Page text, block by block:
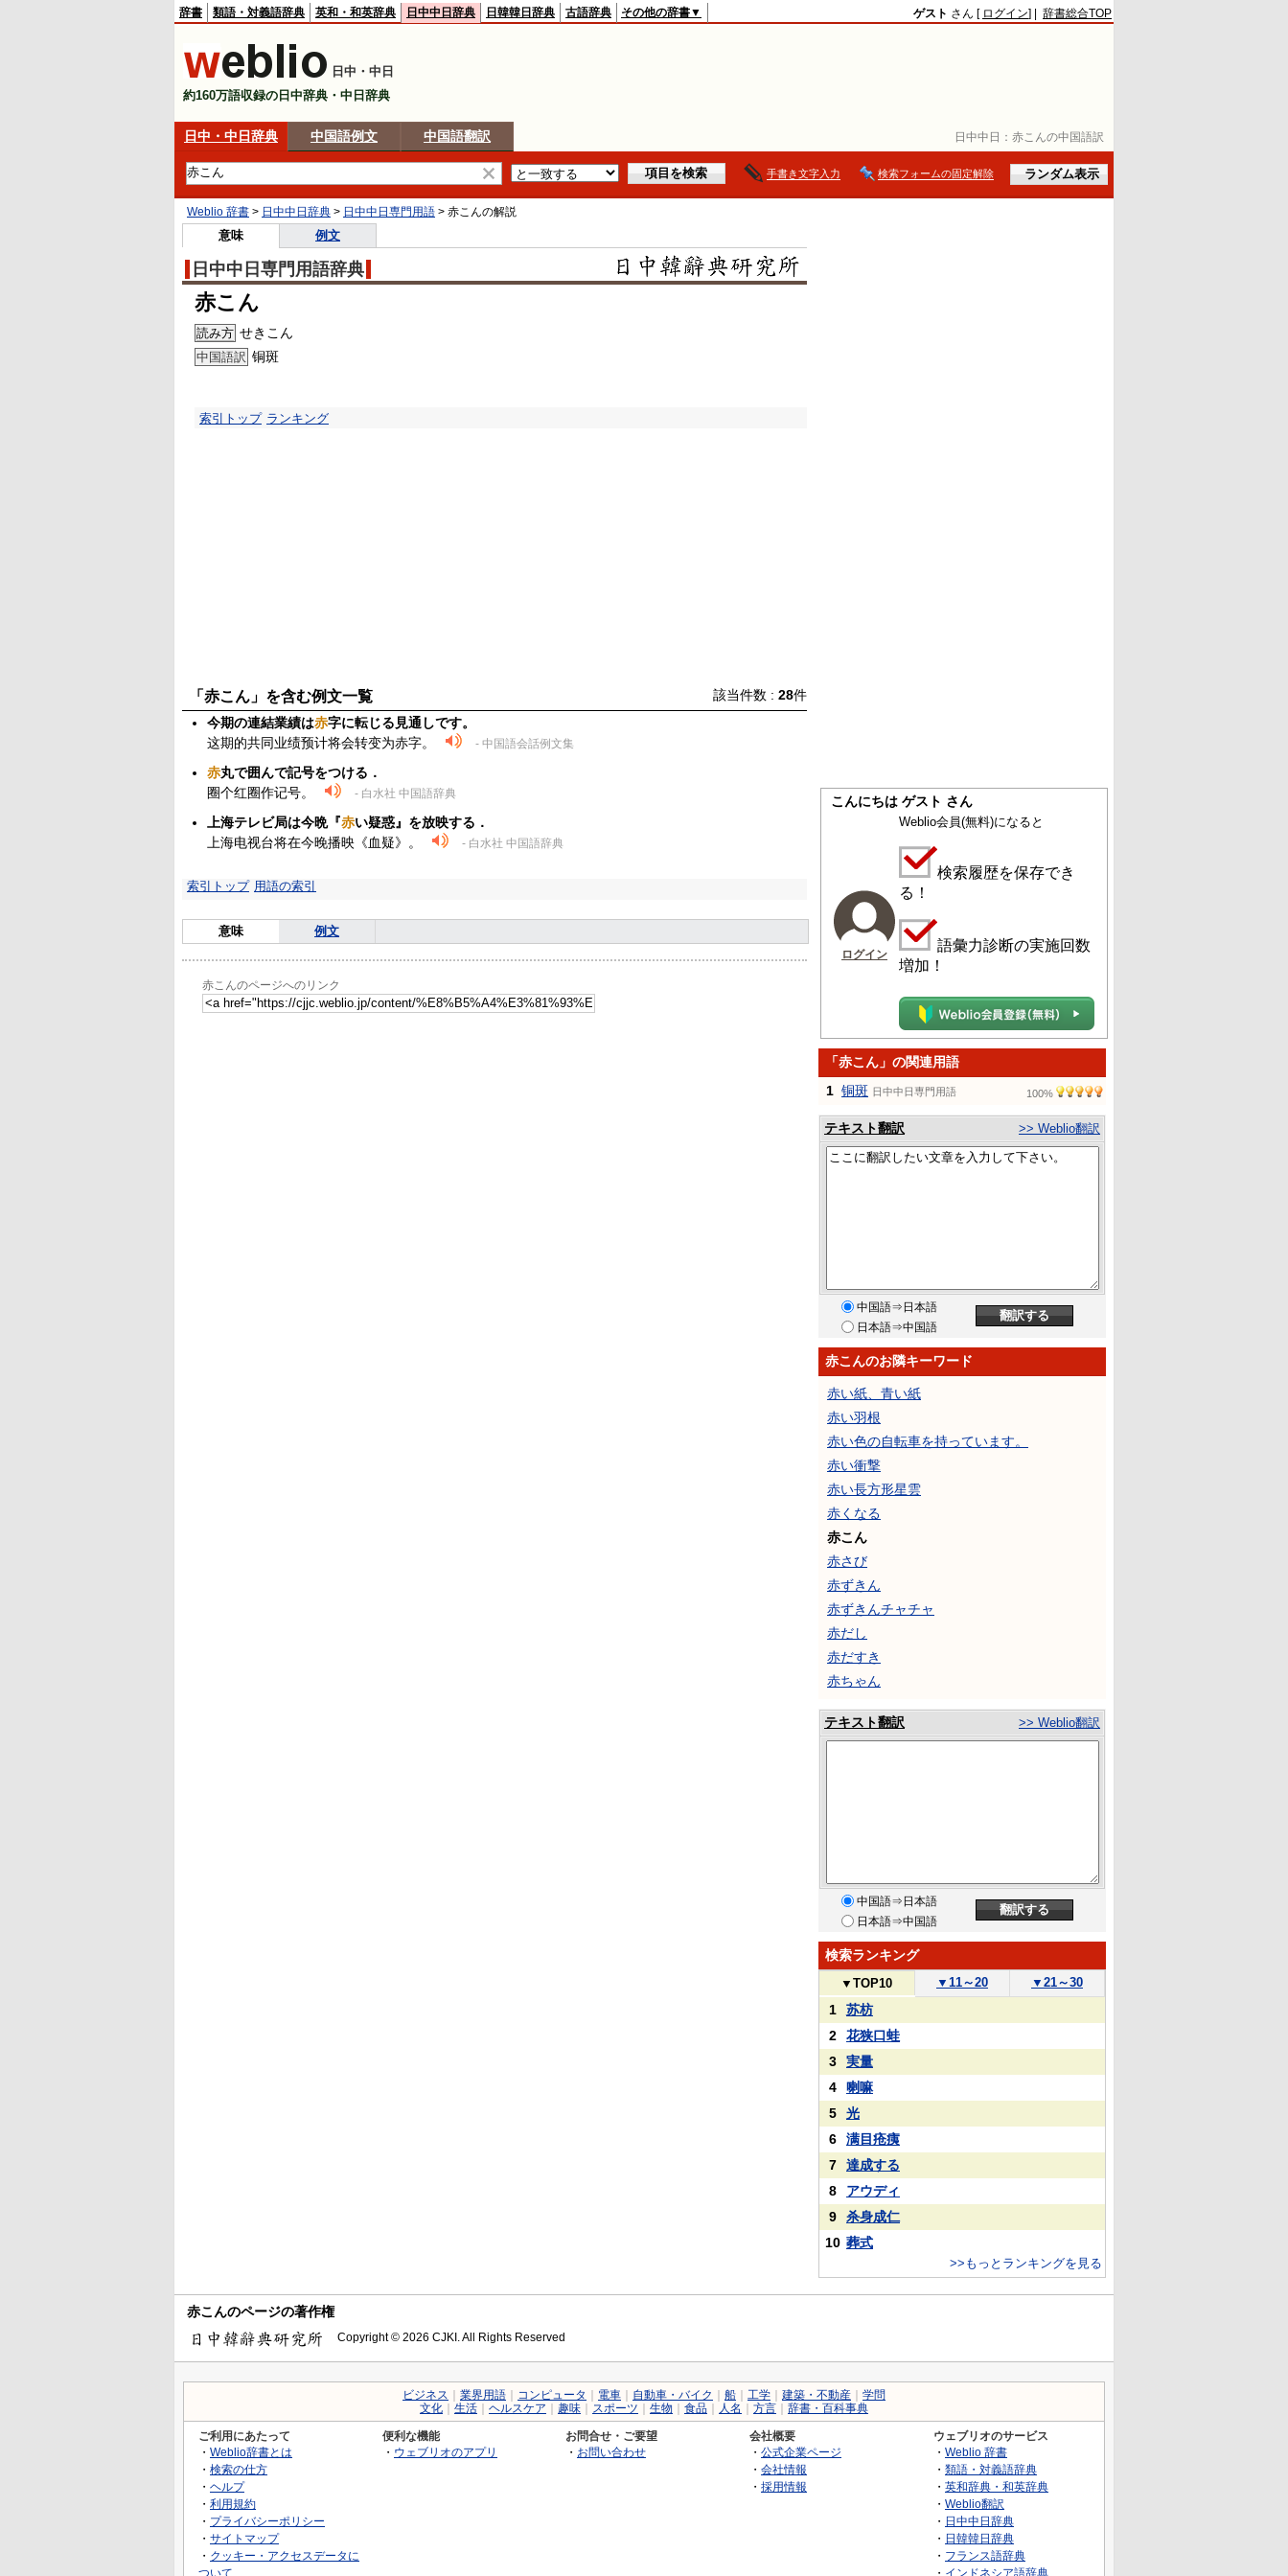
日中中日： 赤こんの中国語訳
辞書 類語・対義語辞典 英和・和英辞典 日中中日辞典 日韓韓日辞典 古語辞典 その他の辞書▼ ゲスト さん [ ログイン] | 辞書総合TOP
日中・中日
約160万語収録の日中辞典・中日辞典
日中・中日辞典 中国語例文 中国語翻訳
手書き文字入力 検索フォームの固定解除
Weblio 辞書 > 日中中日辞典 > 日中中日専門用語 > 赤こんの解説
意味 例文
日中中日専門用語辞典
赤こん
読み方 せきこん
中国語訳 铜斑
索引トップ ランキング
「赤こん」を含む例文一覧 該当件数 : 28件
今期の連結業績は赤字に転じる見通しです。
这期的共同业绩预计将会转变为赤字。
- 中国語会話例文集
赤丸で囲んで記号をつける．
圈个红圈作记号。
- 白水社 中国語辞典
上海テレビ局は今晩『赤い疑惑』を放映する．
上海电视台将在今晚播映《血疑》。
- 白水社 中国語辞典
索引トップ 用語の索引
意味 例文
赤こんのページへのリンク
こんにちは ゲスト さん
ログイン
Weblio会員(無料)になると
検索履歴を保存でき
る！
語彙力診断の実施回数
増加！
「赤こん」の関連用語
1 铜斑 日中中日専門用語 100%
テキスト翻訳 >> Weblio翻訳
中国語⇒日本語
日本語⇒中国語
赤こんのお隣キーワード
赤い紙、青い紙
赤い羽根
赤い色の自転車を持っています。
赤い衝撃
赤い長方形星雲
赤くなる
赤こん
赤さび
赤ずきん
赤ずきんチャチャ
赤だし
赤だすき
赤ちゃん
テキスト翻訳 >> Weblio翻訳
中国語⇒日本語
日本語⇒中国語
検索ランキング
▼ TOP10 ▼ 11～20 ▼ 21～30
1
苏枋
2
花狭口蛙
3
実量
4
喇嘛
5
光
6
满目疮痍
7
達成する
8
アウディ
9
杀身成仁
10 葬式
>>もっとランキングを見る
赤こんのページの著作権
Copyright © 2026 CJKI. All Rights Reserved
ビジネス 業界用語 コンピュータ 電車 自動車・バイク 船 工学 建築・不動産
学問
文化
生活 ヘルスケア 趣味 スポーツ 生物 食品 人名 方言 辞書・百科事典
ご利用にあたって
・ Weblio辞書とは
・ 検索の仕方
・ ヘルプ
・ 利用規約
・ プライバシーポリシー
・ サイトマップ
・ クッキー・アクセスデータに
ついて
便利な機能
・ ウェブリオのアプリ
お問合せ・ご要望
・ お問い合わせ
会社概要
・ 公式企業ページ
・ 会社情報
・ 採用情報
ウェブリオのサービス
・ Weblio 辞書
・ 類語・対義語辞典
・ 英和辞典・和英辞典
・ Weblio翻訳
・ 日中中日辞典
・ 日韓韓日辞典
・ フランス語辞典
・ インドネシア語辞典